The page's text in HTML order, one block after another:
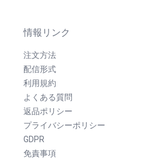
情報リンク
注文方法
配信形式
利用規約
よくある質問
返品ポリシー
プライバシーポリシー
GDPR
免責事項